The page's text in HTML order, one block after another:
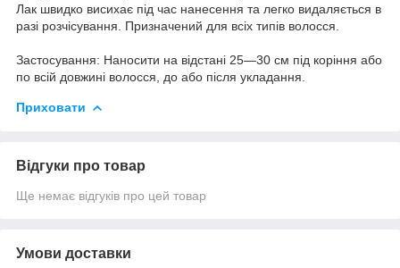
Лак швидко висихає під час нанесення та легко видаляється в
разі розчісування. Призначений для всіх типів волосся.
Застосування: Наносити на відстані 25—30 см під коріння або
по всій довжині волосся, до або після укладання.
Приховати
Відгуки про товар
Ще немає відгуків про цей товар
Умови доставки